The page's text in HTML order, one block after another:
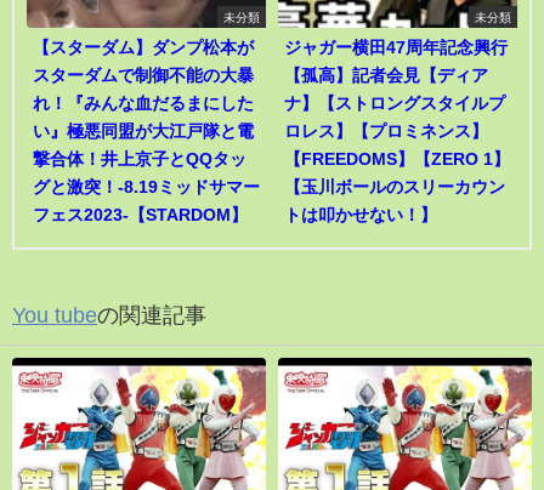
未分類
【スターダム】ダンプ松本が
スターダムで制御不能の大暴
れ！『みんな血だるまにした
い』極悪同盟が大江戸隊と電
撃合体！井上京子とQQタッ
グと激突！-8.19ミッドサマー
フェス2023-【STARDOM】
未分類
ジャガー横田47周年記念興行
【孤高】記者会見【ディア
ナ】【ストロングスタイルプ
ロレス】【プロミネンス】
【FREEDOMS】【ZERO 1】
【玉川ボールのスリーカウン
トは叩かせない！】
You tubeの関連記事